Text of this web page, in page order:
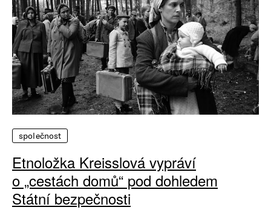
společnost
Etnoložka Kreisslová vypráví
o „cestách domů“ pod dohledem
Státní bezpečnosti